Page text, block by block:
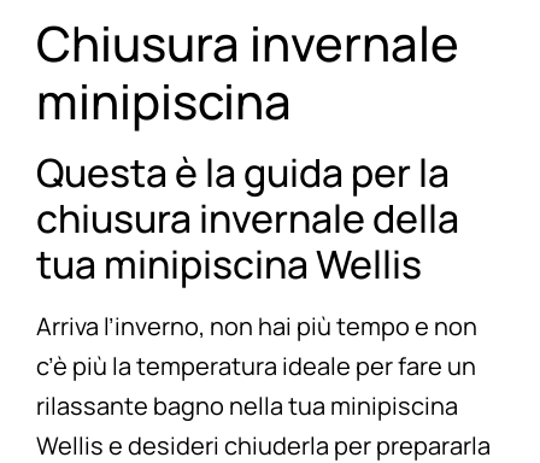
Chiusura invernale
minipiscina
Questa è la guida per la
chiusura invernale della
tua minipiscina Wellis
Arriva l’inverno, non hai più tempo e non
c’è più la temperatura ideale per fare un
rilassante bagno nella tua minipiscina
Wellis e desideri chiuderla per prepararla